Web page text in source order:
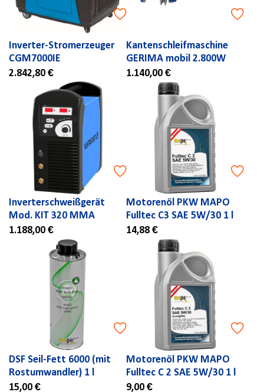
Inverter-Stromerzeuger
CGM7000IE
2.842,80 €
Kantenschleifmaschine
GERIMA mobil 2.800W
1.140,00 €
Inverterschweißgerät
Mod. KIT 320 MMA
1.188,00 €
Motorenöl PKW MAPO
Fulltec C3 SAE 5W/30 1 l
14,88 €
DSF Seil-Fett 6000 (mit
Rostumwandler) 1 l
15,00 €
Motorenöl PKW MAPO
Fulltec C 2 SAE 5W/30 1 l
9,00 €